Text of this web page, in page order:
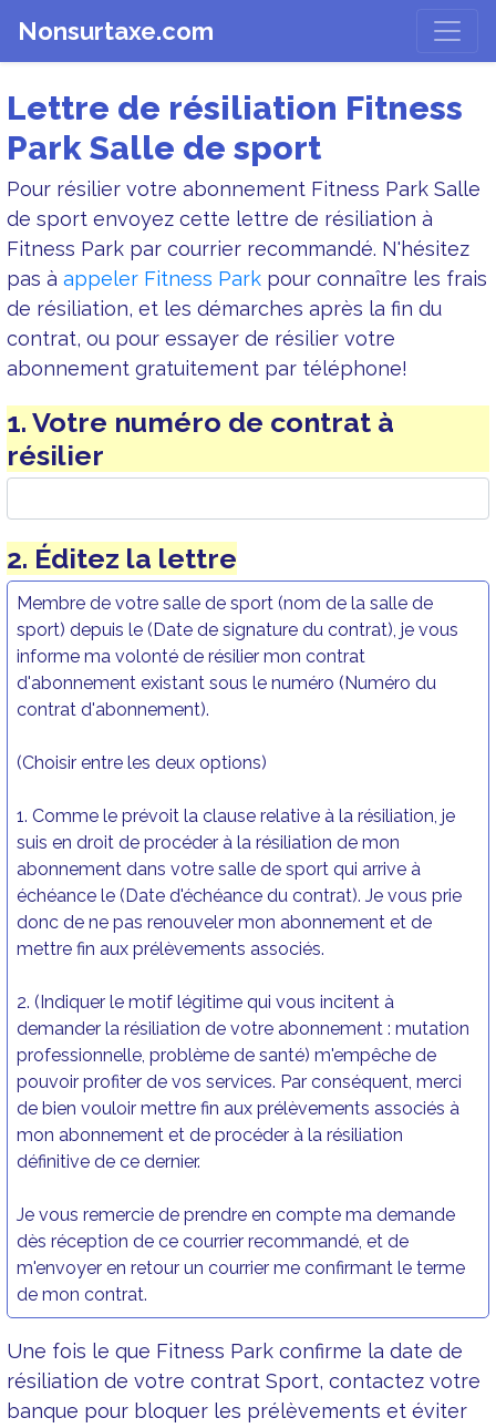
Nonsurtaxe.com
Lettre de résiliation Fitness
Park Salle de sport
Pour résilier votre abonnement Fitness Park Salle
de sport envoyez cette lettre de résiliation à
Fitness Park par courrier recommandé. N'hésitez
pas à appeler Fitness Park pour connaître les frais
de résiliation, et les démarches après la fin du
contrat, ou pour essayer de résilier votre
abonnement gratuitement par téléphone!
1. Votre numéro de contrat à
résilier
2. Éditez la lettre
Une fois le que Fitness Park confirme la date de
résiliation de votre contrat Sport, contactez votre
banque pour bloquer les prélèvements et éviter